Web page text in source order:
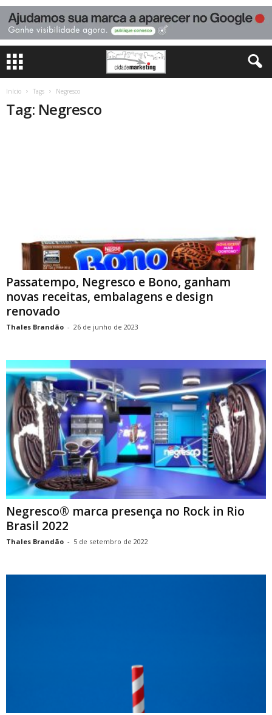
Início Tags Negresco
Tag: Negresco
Passatempo, Negresco e Bono, ganham
novas receitas, embalagens e design
renovado
Thales Brandão - 26 de junho de 2023
Negresco® marca presença no Rock in Rio
Brasil 2022
Thales Brandão - 5 de setembro de 2022